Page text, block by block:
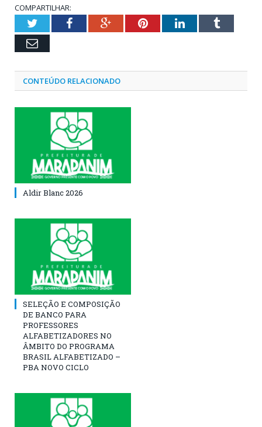
COMPARTILHAR:
TwitterFacebookGoogle+PinterestLinkedInTumblr
Email
CONTEÚDO RELACIONADO
Aldir Blanc 2026
SELEÇÃO E COMPOSIÇÃO
DE BANCO PARA
PROFESSORES
ALFABETIZADORES NO
ÂMBITO DO PROGRAMA
BRASIL ALFABETIZADO –
PBA NOVO CICLO